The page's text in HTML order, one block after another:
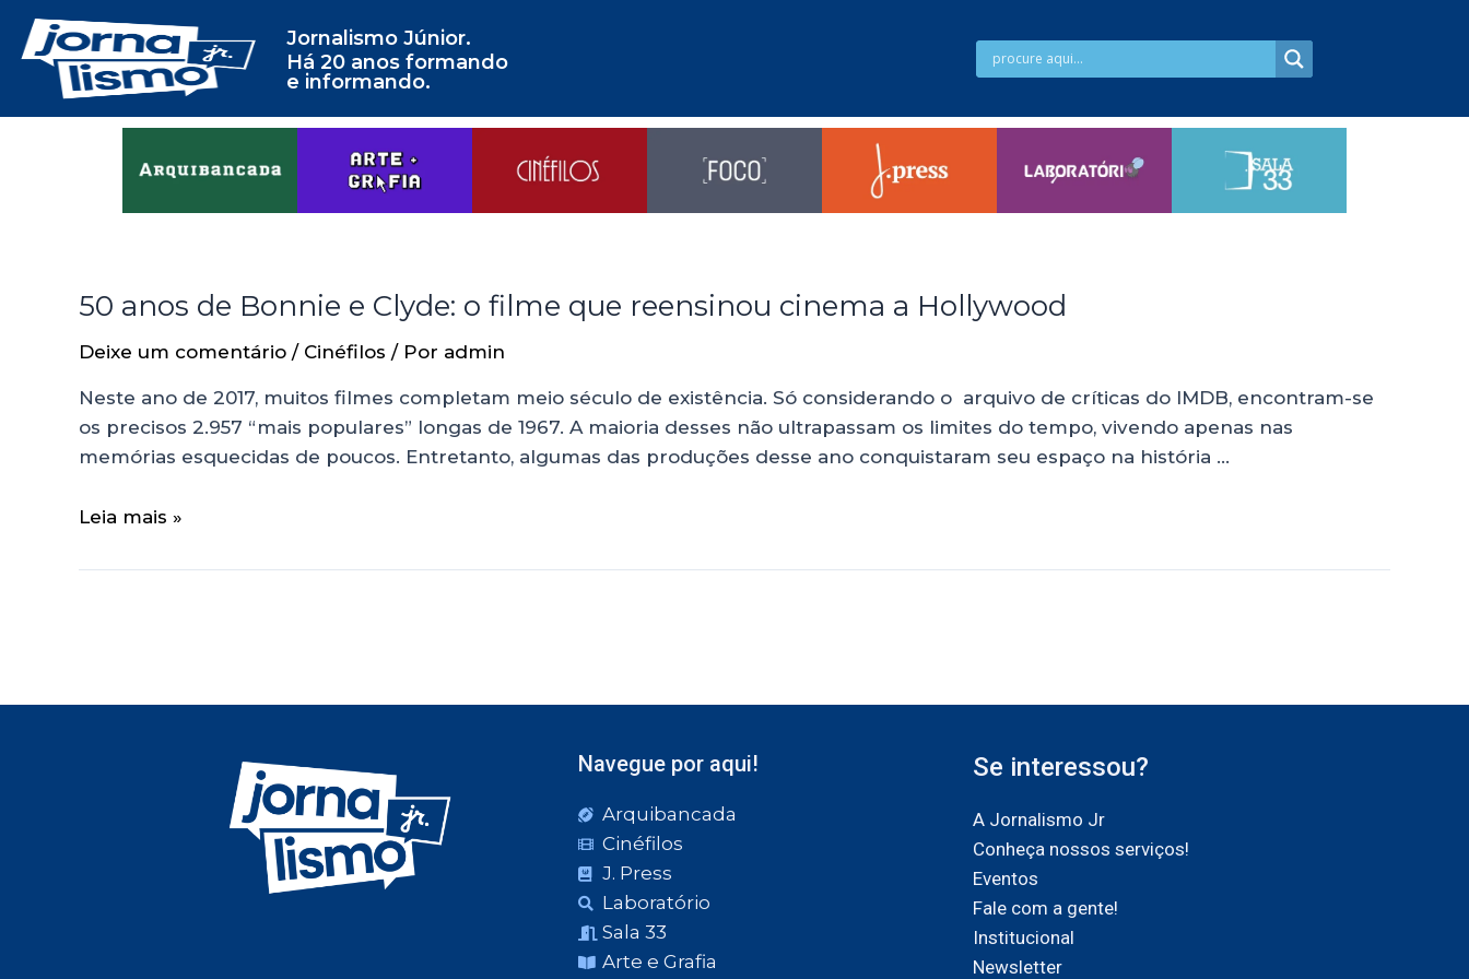
Jornalismo Júnior.
Há 20 anos formando
e informando.
50 anos de Bonnie e Clyde: o filme que reensinou cinema a Hollywood
Deixe um comentário / Cinéfilos / Por admin
Neste ano de 2017, muitos filmes completam meio século de existência. Só considerando o arquivo de críticas do IMDB, encontram-se
os precisos 2.957 “mais populares” longas de 1967. A maioria desses não ultrapassam os limites do tempo, vivendo apenas nas
memórias esquecidas de poucos. Entretanto, algumas das produções desse ano conquistaram seu espaço na história …
Leia mais »
Navegue por aqui!
Arquibancada
Cinéfilos
J. Press
Laboratório
Sala 33
Arte e Grafia
Se interessou?
A Jornalismo Jr
Conheça nossos serviços!
Eventos
Fale com a gente!
Institucional
Newsletter